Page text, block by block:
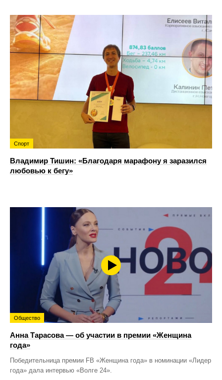
Спорт
Владимир Тишин: «Благодаря марафону я заразился
любовью к бегу»
Общество
Анна Тарасова — об участии в премии «Женщина
года»
Победительница премии FB «Женщина года» в номинации «Лидер
года» дала интервью «Волге 24».